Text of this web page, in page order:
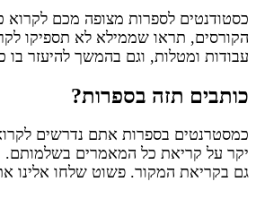
כסטודנטים לספרות מצופה מכם
הקורסים, תראו שממילא לא תספיקו
עבודות ומטלות, וגם בהמשך להיעזר
כותבים תזה בספרות?
כמסטרנטים בספרות אתם נדרשים
יקר על קריאת כל המאמרים בשלמותם.
גם בקריאת המקור. פשוט שלחו אלינו